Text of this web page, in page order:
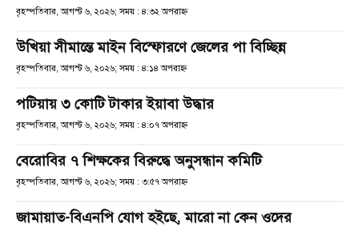
বৃহস্পতিবার, আগস্ট ৬, ২০২৬; সময় : ৪:৩২ অপরাহ্ণ
উখিয়া সীমান্তে মাইন বিস্ফোরণে জেলের পা বিচ্ছিন্ন
বৃহস্পতিবার, আগস্ট ৬, ২০২৬; সময় : ৪:১৪ অপরাহ্ণ
পটিয়ায় ৩ কোটি টাকার ইয়াবা উদ্ধার
বৃহস্পতিবার, আগস্ট ৬, ২০২৬; সময় : ৪:০৭ অপরাহ্ণ
বেরোবির ৭ শিক্ষকের বিরুদ্ধে অনুসন্ধান কমিটি
বৃহস্পতিবার, আগস্ট ৬, ২০২৬; সময় : ৩:৫৭ অপরাহ্ণ
জামায়াত-বিএনপি যোগ হইছে, মারো না কেন ওদের